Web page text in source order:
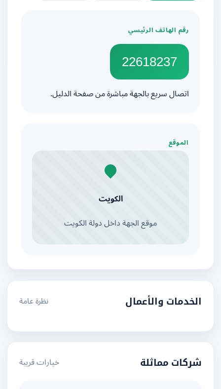
رقم الهاتف الرئيسي
22618237
اتصال سريع بالجهة مباشرة من صفحة الدليل.
الموقع
الكويت
موقع الجهة داخل دولة الكويت
الخدمات والأعمال نظرة عامة
شركات مماثلة خيارات قريبة